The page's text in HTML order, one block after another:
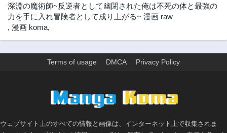
2年前
深淵の魔術師~反逆者として幽閉された俺は不死の体と最強の
力を手に入れ冒険者として成り上がる~ 漫画 raw
, 漫画 koma,
Terms of usage DMCA Privacy Policy
ウェブサイト上のすべての情報と画像は、インターネット上で収集されま